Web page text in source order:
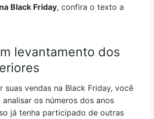
Black Friday, confira o texto a
levantamento dos
suas vendas na Black Friday, você
os números dos anos
já tenha participado de outras